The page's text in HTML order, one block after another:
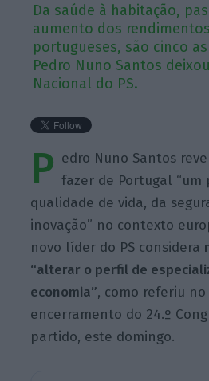
Da saúde à habitação,
aumento dos
portugueses, são cinco
Pedro Nuno Santos
Nacional do PS.
P edro Nuno Santos
fazer de Portugal
qualidade de vida, da
inovação” no contexto
novo líder do PS considera
“alterar o perfil de
economia”, como referiu
encerramento do 24.º
partido, este domingo.